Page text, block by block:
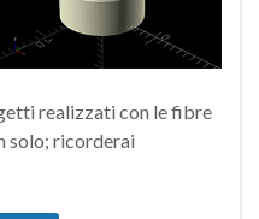
realizzati con le fibre
solo; ricorderai